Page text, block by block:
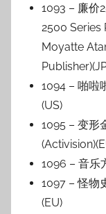
1093 – 廉价
2500 Series
Moyatte
1094 – 啪啦
(US)
1095 – 变形
1096 – 音乐
1097 – 怪物
(EU)